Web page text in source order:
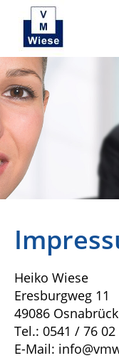
Heiko Wiese
Eresburgweg 11
49086 Osnabrück
Tel.: 0541 / 76 02
E-Mail: